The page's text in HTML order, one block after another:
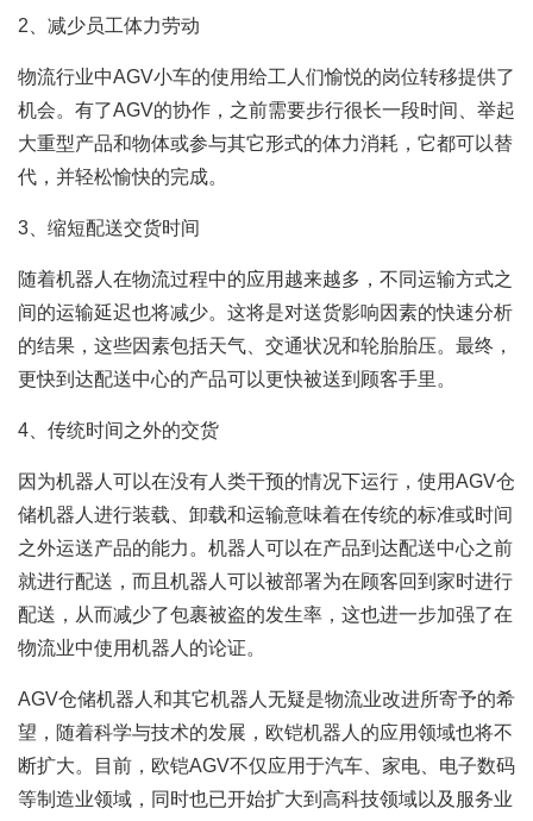
2、减少员工体力劳动
物流行业中AGV小车的使用给工人们愉悦的岗位转移提供了
机会。有了AGV的协作，之前需要步行很长一段时间、举起
大重型产品和物体或参与其它形式的体力消耗，它都可以替
代，并轻松愉快的完成。
3、缩短配送交货时间
随着机器人在物流过程中的应用越来越多，不同运输方式之
间的运输延迟也将减少。这将是对送货影响因素的快速分析
的结果，这些因素包括天气、交通状况和轮胎胎压。最终，
更快到达配送中心的产品可以更快被送到顾客手里。
4、传统时间之外的交货
因为机器人可以在没有人类干预的情况下运行，使用AGV仓
储机器人进行装载、卸载和运输意味着在传统的标准或时间
之外运送产品的能力。机器人可以在产品到达配送中心之前
就进行配送，而且机器人可以被部署为在顾客回到家时进行
配送，从而减少了包裹被盗的发生率，这也进一步加强了在
物流业中使用机器人的论证。
AGV仓储机器人和其它机器人无疑是物流业改进所寄予的希
望，随着科学与技术的发展，欧铠机器人的应用领域也将不
断扩大。目前，欧铠AGV不仅应用于汽车、家电、电子数码
等制造业领域，同时也已开始扩大到高科技领域以及服务业